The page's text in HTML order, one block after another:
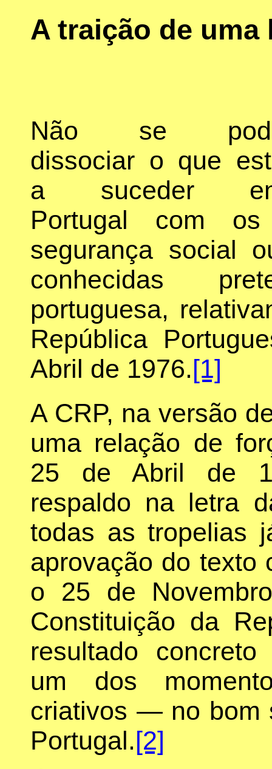
A traição de
Não se
dissociar o que
a suceder
Portugal com
segurança social
conhecidas
portuguesa,
República
Abril de 1976.[1]
A CRP, na versão
uma relação de
25 de Abril de
respaldo na letra
todas as tropelias
aprovação do texto
o 25 de
Constituição da
resultado
um dos
criativos — no bom
Portugal.[2]